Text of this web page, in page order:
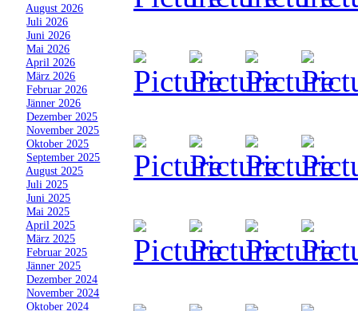
August 2026
»Juli 2026
»Juni 2026
»Mai 2026
April 2026
»März 2026
»Februar 2026
»Jänner 2026
»Dezember 2025
»November 2025
»Oktober 2025
September 2025
August 2025
»Juli 2025
»Juni 2025
»Mai 2025
April 2025
»März 2025
»Februar 2025
»Jänner 2025
»Dezember 2024
»November 2024
»Oktober 2024